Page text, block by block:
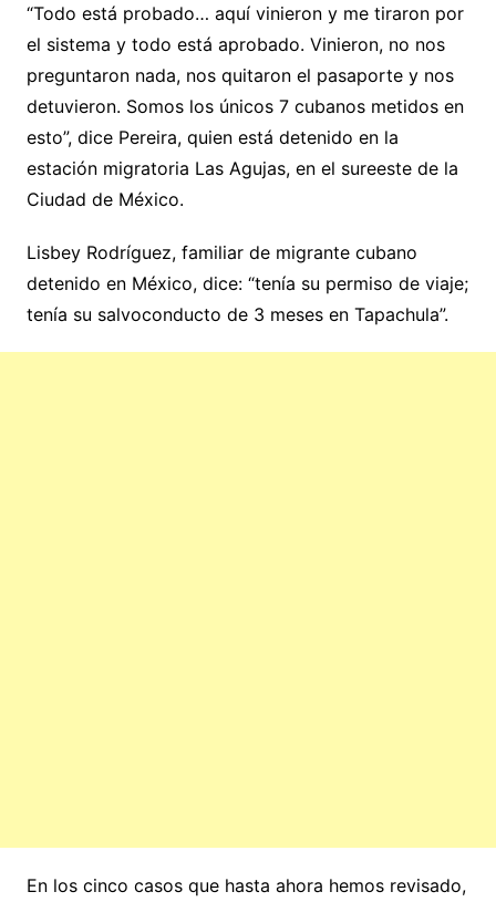
“Todo está probado… aquí vinieron y me tiraron por
el sistema y todo está aprobado. Vinieron, no nos
preguntaron nada, nos quitaron el pasaporte y nos
detuvieron. Somos los únicos 7 cubanos metidos en
esto”, dice Pereira, quien está detenido en la
estación migratoria Las Agujas, en el sureeste de la
Ciudad de México.
Lisbey Rodríguez, familiar de migrante cubano
detenido en México, dice: “tenía su permiso de viaje;
tenía su salvoconducto de 3 meses en Tapachula”.
En los cinco casos que hasta ahora hemos revisado,